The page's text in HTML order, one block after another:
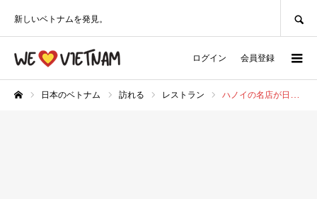
新しいベトナムを発見。
ログイン 会員登録
日本のベトナム 訪れる レストラン ハノイの名店が日本上陸！カニ味噌ヌードルのブン・リュウ・クア専門店！〜 コー・フーン・ベオ（池袋）